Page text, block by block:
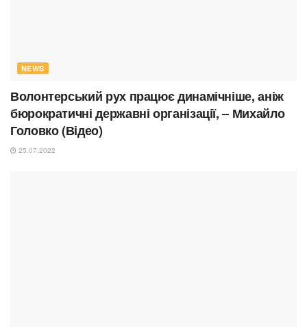
NEWS
Волонтерський рух працює динамічніше, аніж
бюрократичні державні організації, – Михайло
Головко (Відео)
25.07.2022